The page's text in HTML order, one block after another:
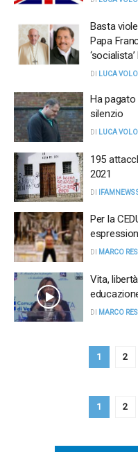
Basta
Papa
DI LUCA
Ha pagato
silenzio
DI LUCA
195
2021
DI IFAMNEWS
Per la
DI MARCO
Vita,
DI MARCO
1 2
1 2